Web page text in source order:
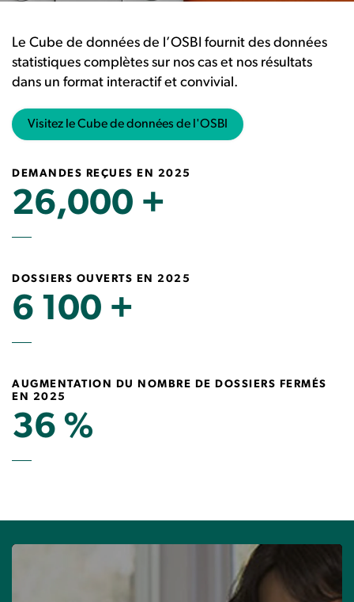
Le Cube de données de l’OSBI fournit des données
statistiques complètes sur nos cas et nos résultats
dans un format interactif et convivial.
Visitez le Cube de données de l'OSBI
DEMANDES REÇUES EN 2025
26,000 +
DOSSIERS OUVERTS EN 2025
6 100 +
AUGMENTATION DU NOMBRE DE DOSSIERS FERMÉS
EN 2025
36 %